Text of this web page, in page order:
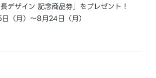
デザイン 記念商品券」をプレゼント！
（月）～8月24日（月）